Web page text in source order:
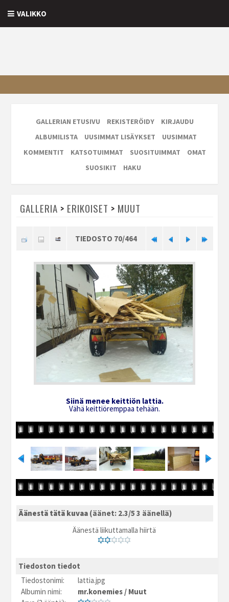
VALIKKO
GALLERIAN ETUSIVU REKISTERÖIDY
KIRJAUDU
ALBUMILISTA
UUSIMMAT LISÄYKSET
UUSIMMAT
KOMMENTIT
KATSOTUIMMAT SUOSITUIMMAT
OMAT
SUOSIKIT
HAKU
GALLERIA > ERIKOISET > MUUT
TIEDOSTO 70/464
Siinä menee keittiön lattia.
Vähä keittiöremppaa tehään.
Äänestä tätä kuvaa (äänet: 2.3/5 3 äänellä)
Äänestä liikuttamalla hiirtä
Tiedoston tiedot
Tiedostonimi:
lattia.jpg
Albumin nimi:
mr.konemies / Muut